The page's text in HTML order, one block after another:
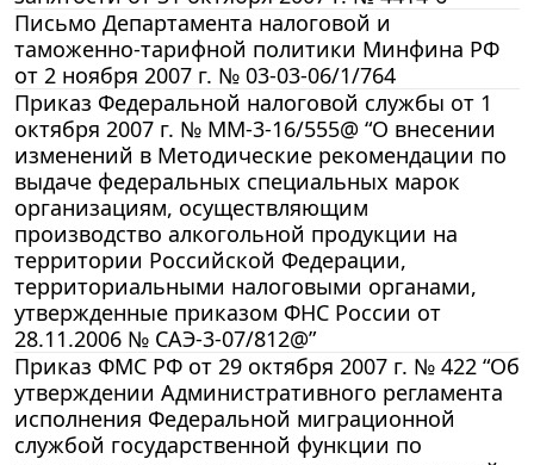
Письмо Департамента налоговой и
таможенно-тарифной политики Минфина РФ
от 2 ноября 2007 г. № 03-03-06/1/764
Приказ Федеральной налоговой службы от 1
октября 2007 г. № ММ-3-16/555@ “О внесении
изменений в Методические рекомендации по
выдаче федеральных специальных марок
организациям, осуществляющим
производство алкогольной продукции на
территории Российской Федерации,
территориальными налоговыми органами,
утвержденные приказом ФНС России от
28.11.2006 № САЭ-3-07/812@”
Приказ ФМС РФ от 29 октября 2007 г. № 422 “Об
утверждении Административного регламента
исполнения Федеральной миграционной
службой государственной функции по